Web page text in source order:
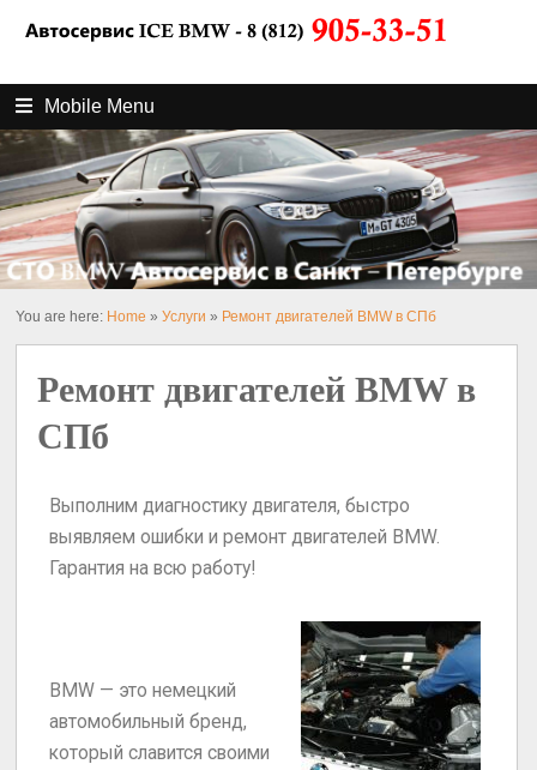
Mobile Menu
You are here: Home »Услуги » Ремонт двигателей BMW в СПб
Ремонт двигателей BMW в
СПб
Выполним диагностику двигателя, быстро
выявляем ошибки и ремонт двигателей BMW.
Гарантия на всю работу!
BMW — это немецкий
автомобильный бренд,
который славится своими